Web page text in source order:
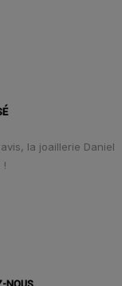
la joaillerie Daniel
!